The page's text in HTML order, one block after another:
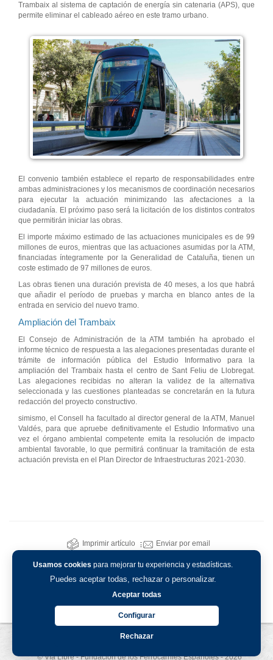
Usamos cookies para mejorar tu experiencia y estadísticas.
Puedes aceptar todas, rechazar o personalizar.
Aceptar todas
Configurar
Rechazar
Trambaix al sistema de captación de energía sin catenaria (APS), que
permite eliminar el cableado aéreo en este tramo urbano.
El convenio también establece el reparto de responsabilidades entre
ambas administraciones y los mecanismos de coordinación necesarios
para ejecutar la actuación minimizando las afectaciones a la
ciudadanía. El próximo paso será la licitación de los distintos contratos
que permitirán iniciar las obras.
El importe máximo estimado de las actuaciones municipales es de 99
millones de euros, mientras que las actuaciones asumidas por la ATM,
financiadas íntegramente por la Generalidad de Cataluña, tienen un
coste estimado de 97 millones de euros.
Las obras tienen una duración prevista de 40 meses, a los que habrá
que añadir el período de pruebas y marcha en blanco antes de la
entrada en servicio del nuevo tramo.
Ampliación del Trambaix
El Consejo de Administración de la ATM también ha aprobado el
informe técnico de respuesta a las alegaciones presentadas durante el
trámite de información pública del Estudio Informativo para la
ampliación del Trambaix hasta el centro de Sant Feliu de Llobregat.
Las alegaciones recibidas no alteran la validez de la alternativa
seleccionada y las cuestiones planteadas se concretarán en la futura
redacción del proyecto constructivo.
simismo, el Consell ha facultado al director general de la ATM, Manuel
Valdés, para que apruebe definitivamente el Estudio Informativo una
vez el órgano ambiental competente emita la resolución de impacto
ambiental favorable, lo que permitirá continuar la tramitación de esta
actuación prevista en el Plan Director de Infraestructuras 2021-2030.
Imprimir artículo Enviar por email
Política de privacidad
© Vía Libre - Fundación de los Ferrocarriles Españoles - 2026